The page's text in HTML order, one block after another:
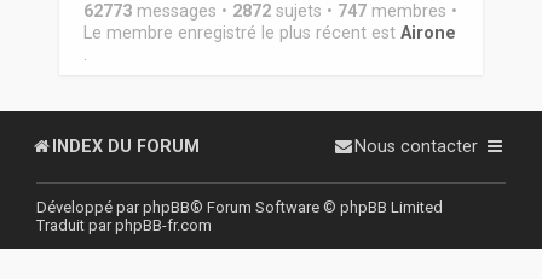
62773messages • 2872sujets • 747membres •
Le membre enregistré le plus récent est Airone
.
INDEX DU FORUM Nous contacter
Développé parphpBB® Forum Software © phpBB Limited
Traduit parphpBB-fr.com